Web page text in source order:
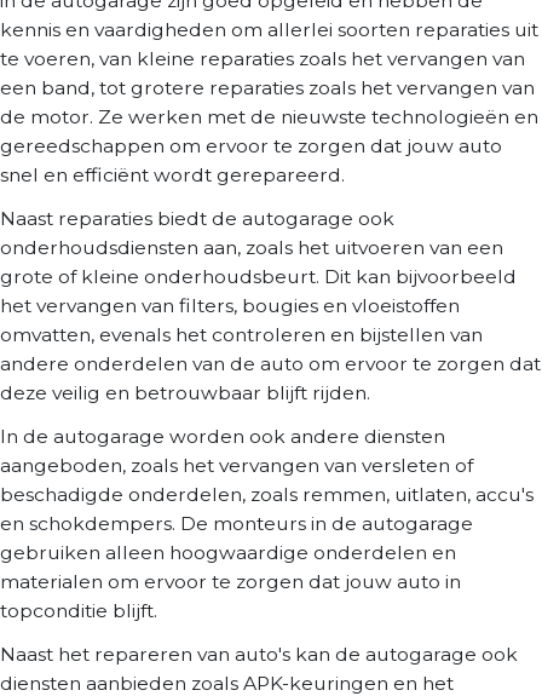
kennis en vaardigheden om allerlei soorten reparaties uit
te voeren, van kleine reparaties zoals het vervangen van
een band, tot grotere reparaties zoals het vervangen van
de motor. Ze werken met de nieuwste technologieën en
gereedschappen om ervoor te zorgen dat jouw auto
snel en efficiënt wordt gerepareerd.
Naast reparaties biedt de autogarage ook
onderhoudsdiensten aan, zoals het uitvoeren van een
grote of kleine onderhoudsbeurt. Dit kan bijvoorbeeld
het vervangen van filters, bougies en vloeistoffen
omvatten, evenals het controleren en bijstellen van
andere onderdelen van de auto om ervoor te zorgen dat
deze veilig en betrouwbaar blijft rijden.
In de autogarage worden ook andere diensten
aangeboden, zoals het vervangen van versleten of
beschadigde onderdelen, zoals remmen, uitlaten, accu's
en schokdempers. De monteurs in de autogarage
gebruiken alleen hoogwaardige onderdelen en
materialen om ervoor te zorgen dat jouw auto in
topconditie blijft.
Naast het repareren van auto's kan de autogarage ook
diensten aanbieden zoals APK-keuringen en het